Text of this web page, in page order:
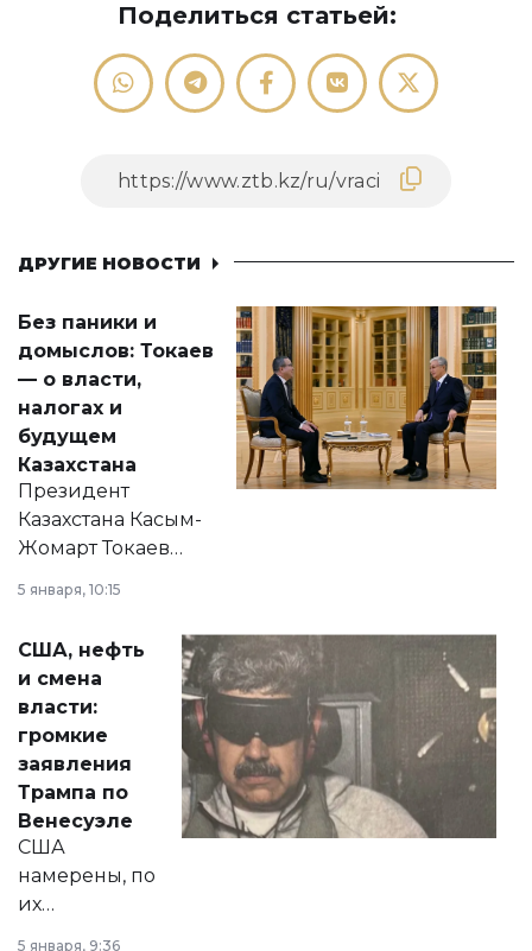
Поделиться статьей:
ДРУГИЕ НОВОСТИ
Без паники и
домыслов: Токаев
— о власти,
налогах и
будущем
Казахстана
Президент
Казахстана Касым-
Жомарт Токаев
сразу несколько
актуальных тем —
от слухов о
политических
реформах до
вопросов армии,
экономики и
личного здоровья.
5 января, 10:15
США, нефть
и смена
власти:
громкие
заявления
Трампа по
Венесуэле
США
намерены, по
их
5 января, 9:36